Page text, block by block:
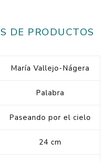
DE PRODUCTOS
María Vallejo-Nágera
Palabra
Paseando por el cielo
24 cm